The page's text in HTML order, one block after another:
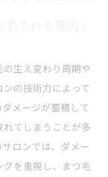
目安とサロン選
ーマの持続力を
生え変わり周期や
の技術力によって
メージが蓄積して
てしまうことが多
ロンでは、ダメー
を重視し、まつ毛